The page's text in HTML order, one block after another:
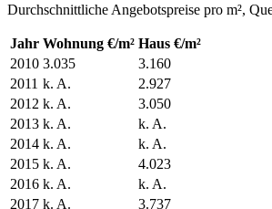
Durchschnittliche Angebotspreise pro m²,
Jahr Wohnung €/m² Haus €/m²
2010 3.035
3.160
2011 k. A.
2.927
2012 k. A.
3.050
2013 k. A.
k. A.
2014 k. A.
k. A.
2015 k. A.
4.023
2016 k. A.
k. A.
2017 k. A.
3.737